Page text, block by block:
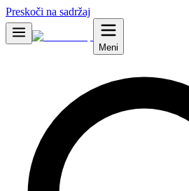
Preskoči na sadržaj
Meni